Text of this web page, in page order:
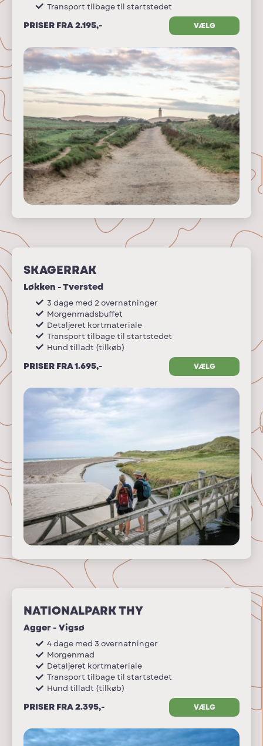
Transport tilbage til startstedet
PRISER FRA 2.195,- VÆLG
SKAGERRAK
Løkken - Tversted
3 dage med 2 overnatninger
Morgenmadsbuffet
Detaljeret kortmateriale
Transport tilbage til startstedet
Hund tilladt (tilkøb)
PRISER FRA 1.695,- VÆLG
NATIONALPARK THY
Agger - Vigsø
4 dage med 3 overnatninger
Morgenmad
Detaljeret kortmateriale
Transport tilbage til startstedet
Hund tilladt (tilkøb)
PRISER FRA 2.395,- VÆLG